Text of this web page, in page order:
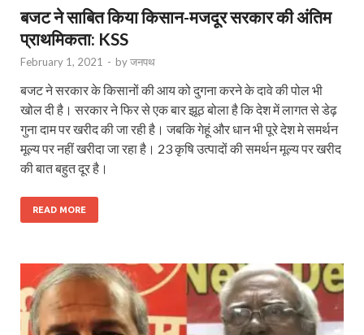
बजट ने साबित किया किसान-मजदूर सरकार की अंतिम
प्राथमिकता: KSS
February 1, 2021 - byजनपथ
बजट ने सरकार के किसानों की आय को दुगना करने के दावे की पोल भी
खोल दी है। सरकार ने फिर से एक बार झूठ बोला है कि देश में लागत से डेढ़
गुना दाम पर खरीद की जा रही है। जबकि गेहूं और धान भी पूरे देश मे समर्थन
मूल्य पर नहीं खरीदा जा रहा है। 23 कृषि उत्पादों की समर्थन मूल्य पर खरीद
की बात बहुत दूर है।
READ MORE